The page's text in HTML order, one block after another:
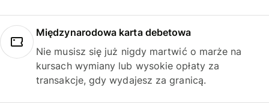
Międzynarodowa karta debetowa
Nie musisz się już nigdy martwić o marże na
kursach wymiany lub wysokie opłaty za
transakcje, gdy wydajesz za granicą.